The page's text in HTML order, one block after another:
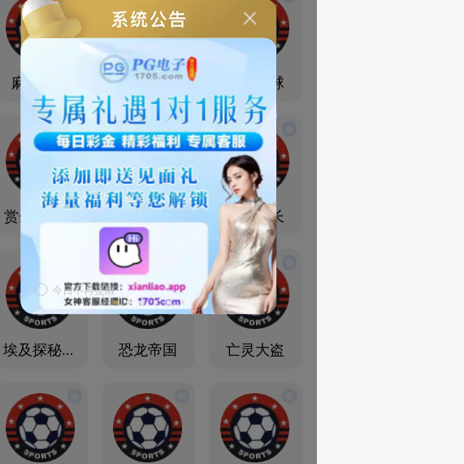
麻将胡了 麻将胡了2 少林足球
赏金大对决 赏金船长
埃及探秘宝典 恐龙帝国 亡灵大盗
今日不再提醒